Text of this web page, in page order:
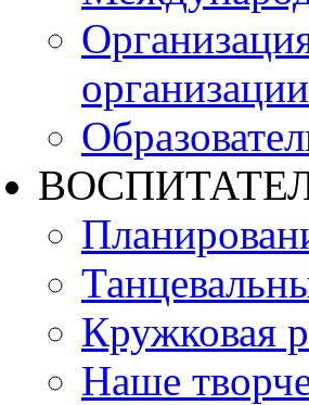
организации
Кружковая
Наше